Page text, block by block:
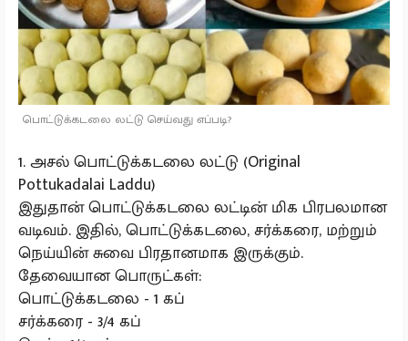
பொட்டுக்கடலை லட்டு செய்வது எப்படி?
1. அசல் பொட்டுக்கடலை லட்டு (Original
Pottukadalai Laddu)
இதுதான் பொட்டுக்கடலை லட்டின் மிக பிரபலமான
வடிவம். இதில், பொட்டுக்கடலை, சர்க்கரை, மற்றும்
நெய்யின் சுவை பிரதானமாக இருக்கும்.
தேவையான பொருட்கள்:
பொட்டுக்கடலை - 1 கப்
சர்க்கரை - 3/4 கப்